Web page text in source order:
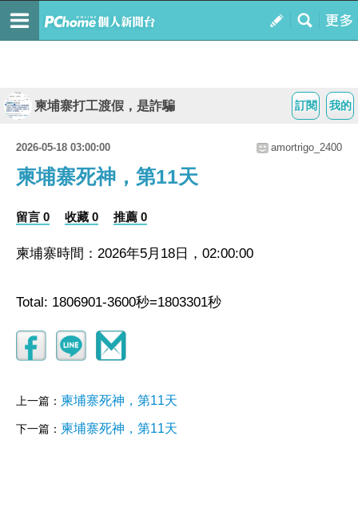
我的
訂閱
柬埔寨打工渡假，是詐騙
2026-05-18 03:00:00 amortrigo_2400
柬埔寨死神，第11天
留言 0 收藏 0 推薦 0
柬埔寨時間：2026年5月18日，02:00:00
Total: 1806901-3600秒=1803301秒
上一篇： 柬埔寨死神，第11天
下一篇： 柬埔寨死神，第11天